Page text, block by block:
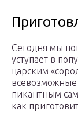
Сегодня мы
уступает в
царским
всевозможные
пикантным
как